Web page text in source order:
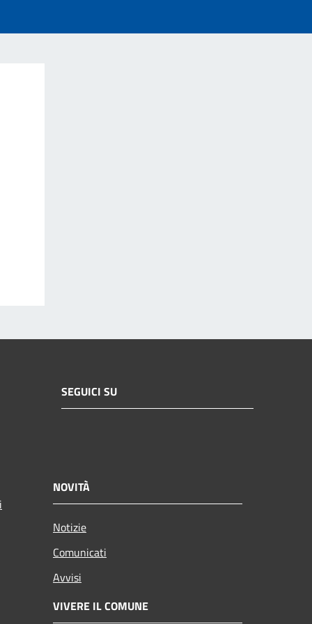
SEGUICI SU
NOVITÀ
Notizie
Comunicati
Avvisi
VIVERE IL COMUNE